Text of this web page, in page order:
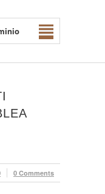
0 Comments